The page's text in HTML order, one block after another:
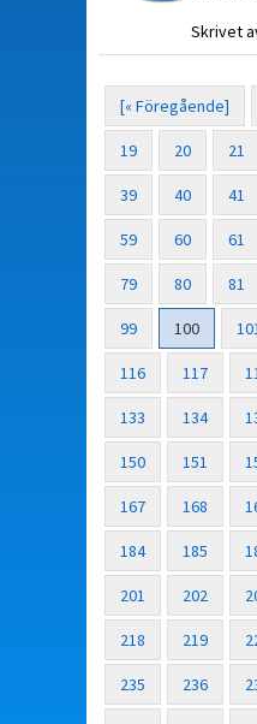
Skrivet
[« Föregående]
19 20 21
39 40 41
59 60 61
79 80 81
99 100
116 117
133 134
150 151
167 168
184 185
201 202
218 219
235 236